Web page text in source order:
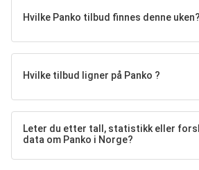
Hvilke Panko tilbud finnes denne uken?
Hvilke tilbud ligner på Panko ?
Leter du etter tall, statistikk eller
data om Panko i Norge?